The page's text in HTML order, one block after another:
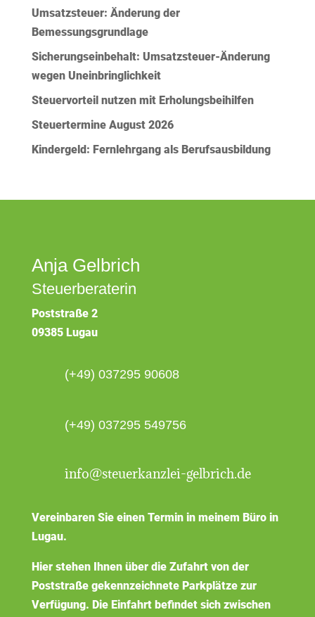
Umsatzsteuer: Änderung der
Bemessungsgrundlage
Sicherungseinbehalt: Umsatzsteuer-Änderung
wegen Uneinbringlichkeit
Steuervorteil nutzen mit Erholungsbeihilfen
Steuertermine August 2026
Kindergeld: Fernlehrgang als Berufsausbildung
Anja Gelbrich
Steuerberaterin
Poststraße 2
09385 Lugau
(+49) 037295 90608
(+49) 037295 549756
info@steuerkanzlei-gelbrich.de
Vereinbaren Sie einen Termin in meinem Büro in
Lugau.
Hier stehen Ihnen über die Zufahrt von der
Poststraße gekennzeichnete Parkplätze zur
Verfügung. Die Einfahrt befindet sich zwischen